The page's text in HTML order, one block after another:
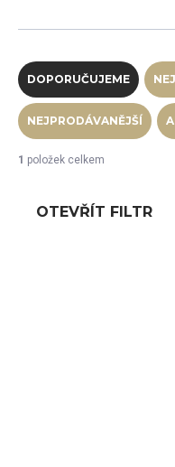
Řazení produktů
DOPORUČUJEME
NEJPRODÁVANĚJŠÍ
1 položek celkem
OTEVŘÍT FILTR